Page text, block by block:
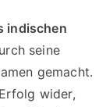
indischen
seine
gemacht.
wider,